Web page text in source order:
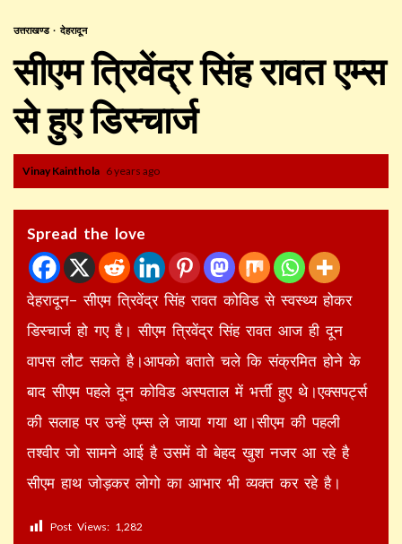
उत्तराखण्ड देहरादून
सीएम त्रिवेंद्र सिंह रावत एम्स
से हुए डिस्चार्ज
Vinay Kainthola 6 years ago
Spread the love
देहरादून– सीएम त्रिवेंद्र सिंह रावत कोविड से स्वस्थ्य होकर
डिस्चार्ज हो गए है। सीएम त्रिवेंद्र सिंह रावत आज ही दून
वापस लौट सकते है।आपको बताते चले कि संक्रमित होने के
बाद सीएम पहले दून कोविड अस्पताल में भर्त्ती हुए थे।एक्सपर्ट्स
की सलाह पर उन्हें एम्स ले जाया गया था।सीएम की पहली
तश्वीर जो सामने आई है उसमें वो बेहद खुश नजर आ रहे है
सीएम हाथ जोड़कर लोगो का आभार भी व्यक्त कर रहे है।
Post Views: 1,282